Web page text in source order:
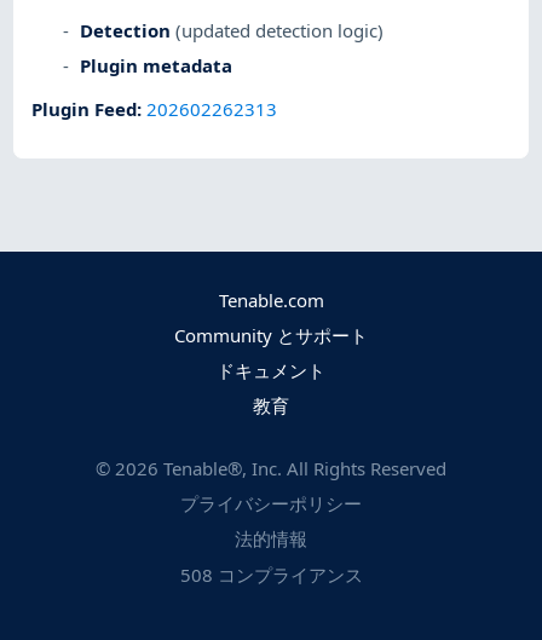
Detection (updated detection logic)
Plugin metadata
Plugin Feed:202602262313
Tenable.com
Community とサポート
ドキュメント
教育
© 2026 Tenable®, Inc. All Rights Reserved
プライバシーポリシー
法的情報
508 コンプライアンス